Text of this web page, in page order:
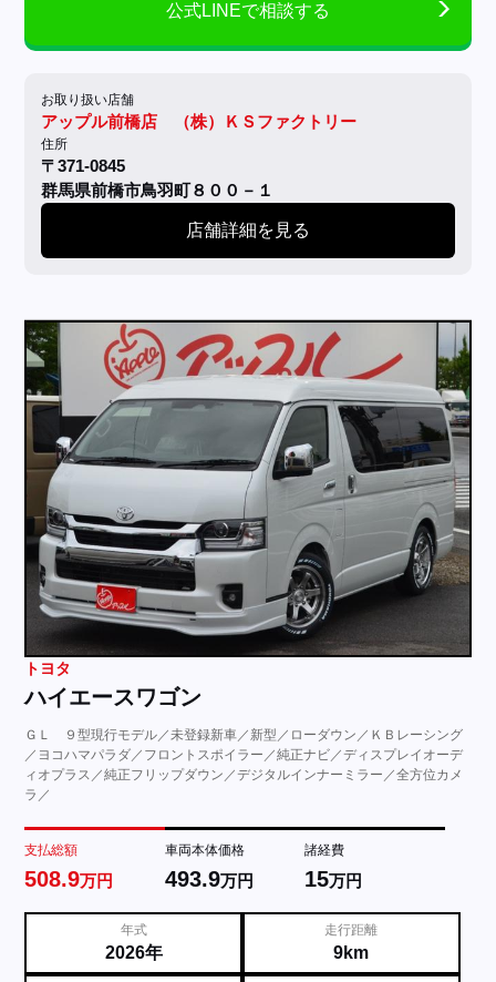
公式LINEで相談する
お取り扱い店舗
アップル前橋店 （株）ＫＳファクトリー
住所
〒371-0845
群馬県前橋市鳥羽町８００－１
店舗詳細を見る
トヨタ
ハイエースワゴン
ＧＬ ９型現行モデル／未登録新車／新型／ローダウン／ＫＢレーシング
／ヨコハマパラダ／フロントスポイラー／純正ナビ／ディスプレイオーデ
ィオプラス／純正フリップダウン／デジタルインナーミラー／全方位カメ
ラ／
支払総額
508.9万円
車両本体価格
493.9万円
諸経費
15万円
年式
2026年
走行距離
9km